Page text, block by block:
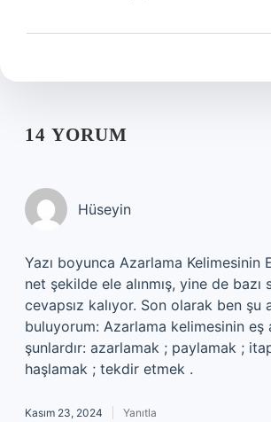
14 YORUM
Hüseyin
Yazı boyunca Azarlama Kelimesinin
net şekilde ele alınmış, yine de bazı
cevapsız kalıyor. Son olarak ben şu
buluyorum: Azarlama kelimesinin eş
şunlardır: azarlamak ; paylamak ;
haşlamak ; tekdir etmek .
Kasım 23, 2024 Yanıtla